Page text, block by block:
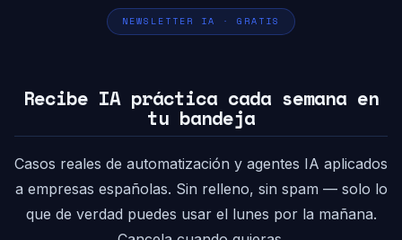
NEWSLETTER IA · GRATIS
Recibe IA práctica cada semana en
tu bandeja
Casos reales de automatización y agentes IA aplicados
a empresas españolas. Sin relleno, sin spam — solo lo
que de verdad puedes usar el lunes por la mañana.